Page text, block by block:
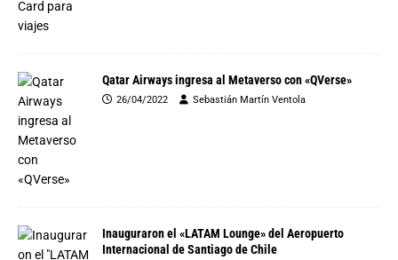
Qatar Airways ingresa al Metaverso con «QVerse»
26/04/2022 Sebastián Martín Ventola
Inauguraron el «LATAM Lounge» del Aeropuerto
Internacional de Santiago de Chile